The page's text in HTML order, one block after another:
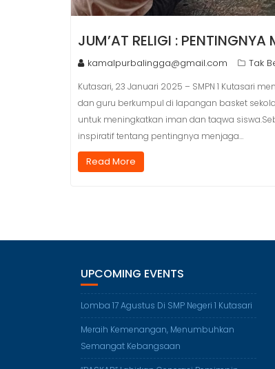
JUM’AT RELIGI :
kamalpurbalingga@gmail.com Tak
Kutasari, 23 Januari 2025 – SMPN 1 Kutasari
dan guru berkumpul di lapangan basket
untuk meningkatkan iman dan taqwa
inspiratif tentang pentingnya menjaga…
Read More
UPCOMING EVENTS
Lomba 17 Agustus Di SMP Negeri 1 Kutasari
Meraih Kemenangan, Menumbuhkan
Semangat Kebangsaan